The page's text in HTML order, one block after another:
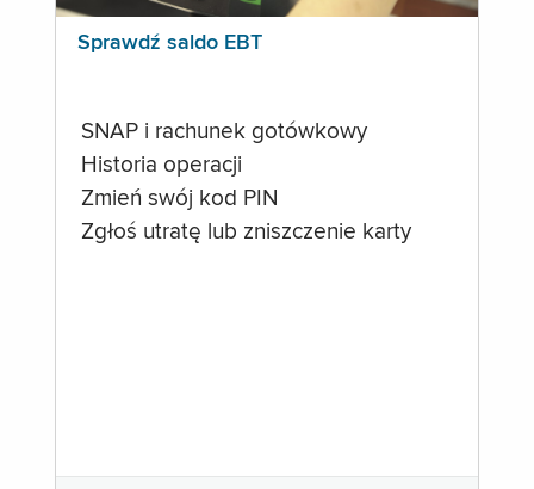
Sprawdź saldo EBT
SNAP i rachunek gotówkowy
Historia operacji
Zmień swój kod PIN
Zgłoś utratę lub zniszczenie karty